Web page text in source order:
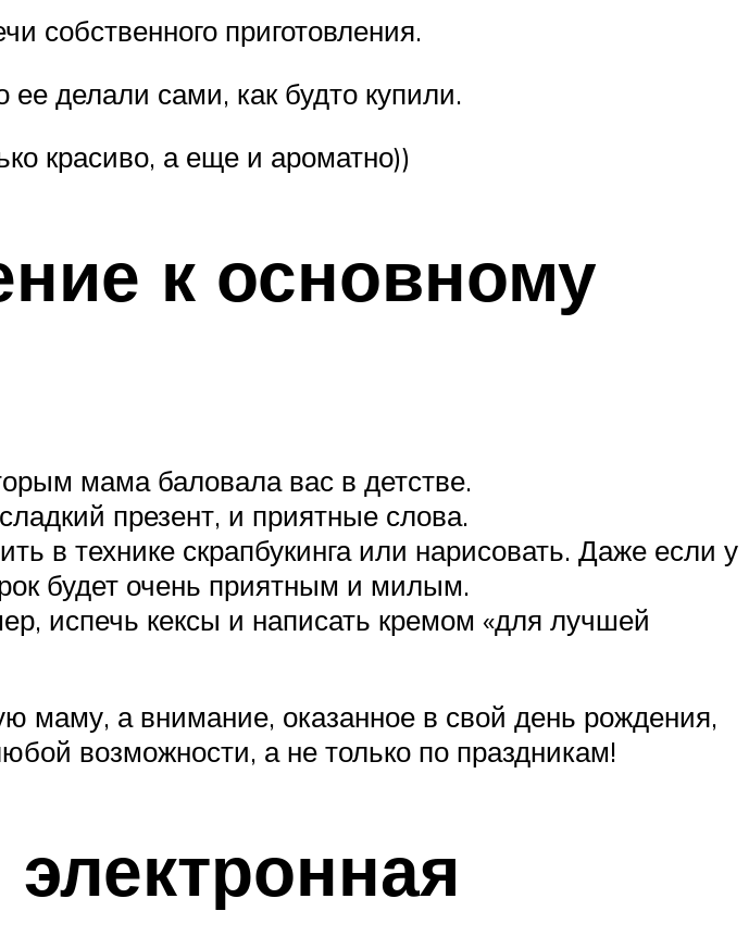
собственного приготовления.
делали сами, как будто купили.
красиво, а еще и ароматно))
к основному
мама баловала вас в детстве.
презент, и приятные слова.
в технике скрапбукинга или нарисовать. Даже если у
будет очень приятным и милым.
испечь кексы и написать кремом «для лучшей
маму, а внимание, оказанное в свой день рождения,
возможности, а не только по праздникам!